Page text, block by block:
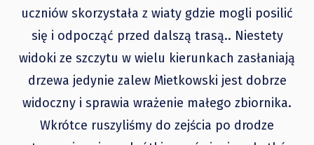
uczniów skorzystała z wiaty gdzie mogli posilić
się i odpocząć przed dalszą trasą.. Niestety
widoki ze szczytu w wielu kierunkach zasłaniają
drzewa jedynie zalew Mietkowski jest dobrze
widoczny i sprawia wrażenie małego zbiornika.
Wkrótce ruszyliśmy do zejścia po drodze